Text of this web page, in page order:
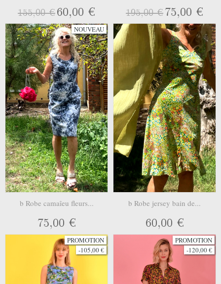
155,00 €60,00 € 195,00 €75,00 €
NOUVEAU
b Robe camaîeu fleurs...
75,00 €
b Robe jersey bain de...
60,00 €
PROMOTION
-105,00 €
PROMOTION
-120,00 €